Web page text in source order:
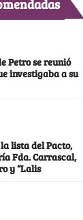
Petro se reunió
investigaba a su
lista del Pacto,
Fda. Carrascal,
y “Lalis